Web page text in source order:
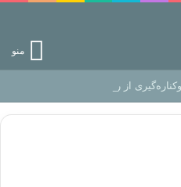
منو
از راه خداست‌!